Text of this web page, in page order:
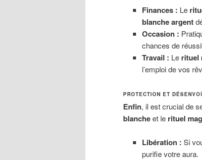
Finances : Le
blanche argent
Occasion :
chances de
Travail : Le rituel
l’emploi de vos
PROTECTION ET
Enfin, il est crucial de
blancheet le rituel
Libération : Si
purifie votre aura.